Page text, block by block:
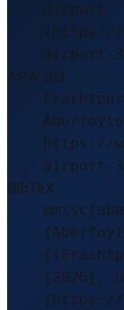
Airport
(https://
airport-
APA-Stil
https://
airport-
BibTeX
{2026},
{https://